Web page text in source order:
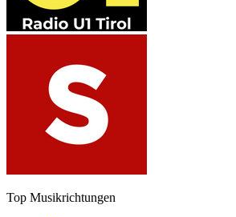
Top Musikrichtungen